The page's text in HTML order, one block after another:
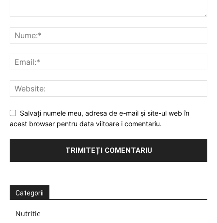
Salvați numele meu, adresa de e-mail și site-ul web în
acest browser pentru data viitoare i comentariu.
Categorii
Nutritie